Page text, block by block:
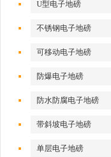
U型电子地磅
不锈钢电子地磅
可移动电子地磅
防爆电子地磅
防水防腐电子地磅
带斜坡电子地磅
单层电子地磅